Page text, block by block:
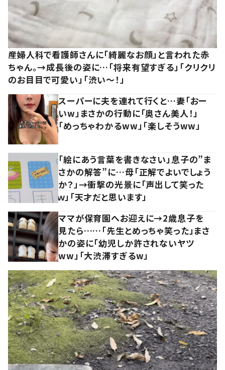
産婦人科で看護師さんに「綺麗なお顔」と言われた赤
ちゃん。→成長後の姿に…「将来有望すぎる」「クリクリ
のお目目で可愛い」「渋い～！」
スーパーに夫を連れて行くと…妻「おー
いw」まさかの行動に「奥さん美人！」
「めっちゃわかるww」「楽しそうww」
「絵にあう言葉を書きなさい」息子の”ま
さかの解答”に…母「正解でよいでしょう
か？」→衝撃の光景に「声出して笑った
ｗ」「天才だと思います」
ママが保育園へお迎えに→2歳息子を
見たら……「先生とめっちゃ笑った」まさ
かの姿に「幼児しか許されないヤツ
ww」「大渋滞すぎるw」